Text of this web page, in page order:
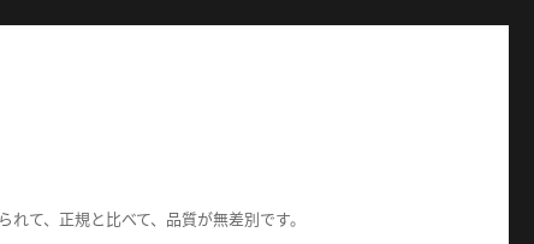
て、正規と比べて、品質が無差別です。